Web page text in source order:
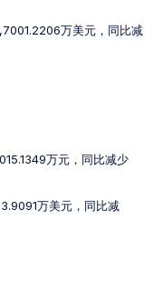
万美元，同比减
万元，同比减少
万美元，同比减